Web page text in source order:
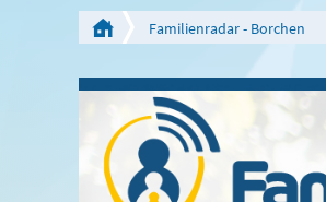
Familienradar - Borchen